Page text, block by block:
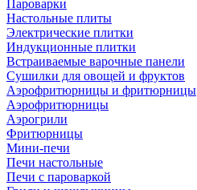
Пароварки
Настольные плиты
Электрические плитки
Индукционные плитки
Встраиваемые варочные панели
Сушилки для овощей и фруктов
Аэрофритюрницы и фритюрницы
Аэрофритюрницы
Аэрогрили
Фритюрницы
Мини-печи
Печи настольные
Печи с пароваркой